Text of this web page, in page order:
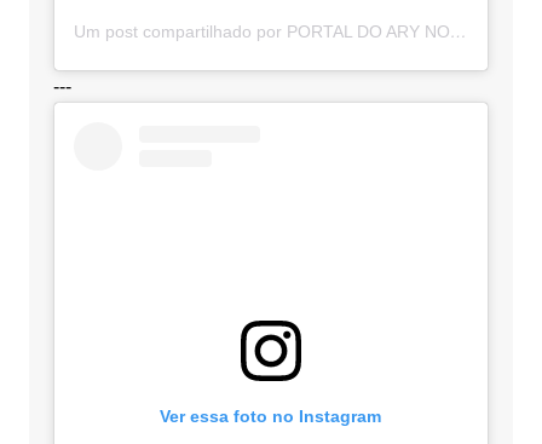
Um post compartilhado por PORTAL DO ARY NOTÍCIAS (@portaldoarynoticias)
---
Ver essa foto no Instagram